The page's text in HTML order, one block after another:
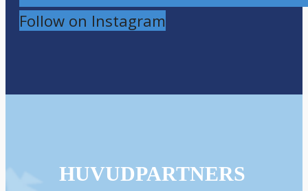
Follow on Instagram
HUVUDPARTNERS